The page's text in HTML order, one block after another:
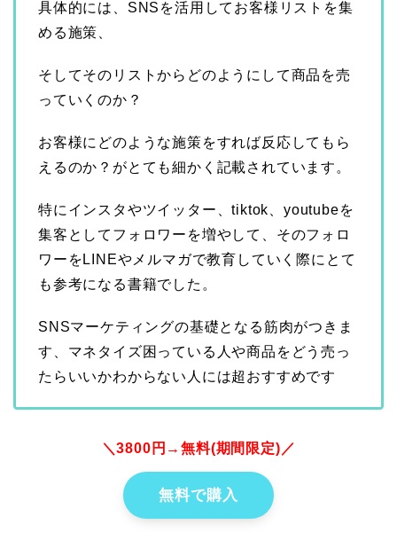
具体的には、SNSを活用してお客様リストを集
める施策、
そしてそのリストからどのようにして商品を売
っていくのか？
お客様にどのような施策をすれば反応してもら
えるのか？がとても細かく記載されています。
特にインスタやツイッター、tiktok、youtubeを
集客としてフォロワーを増やして、そのフォロ
ワーをLINEやメルマガで教育していく際にとて
も参考になる書籍でした。
SNSマーケティングの基礎となる筋肉がつきま
す、マネタイズ困っている人や商品をどう売っ
たらいいかわからない人には超おすすめです
＼3800円→無料(期間限定)／
無料で購入